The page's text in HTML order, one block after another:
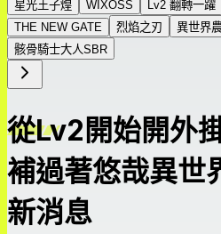
星光王子煌
WIXOSS Lv2 翻轉一躍
THE NEW GATE
烈焰之刃 異世界
骸骨騎士大人SBR
從Lv2開始開外
補過著悠哉異世
新消息